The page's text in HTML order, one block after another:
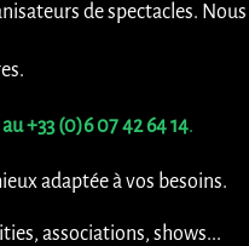
de spectacles.
+33 (0)6 07 42 64 14.
adaptée à vos besoins.
associations, shows...